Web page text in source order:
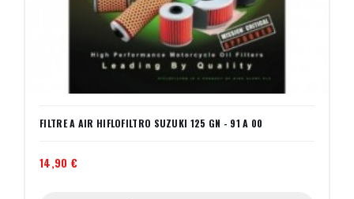
FILTRE A AIR HIFLOFILTRO SUZUKI 125 GN - 91 A 00
14,90 €